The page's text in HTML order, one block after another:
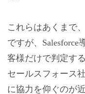
これらはあくまで
ですが、
客様だけで判定す
セールスフォース
に協力を仰ぐのが